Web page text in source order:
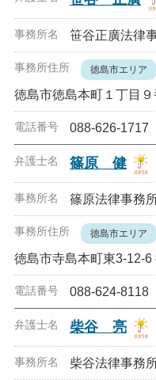
笹谷正廣法律
徳島市エリア
徳島市徳島本町１丁目
088-626-1717
篠原 健
篠原法律事務
徳島市エリア
徳島市寺島本町東3-12-
088-624-8118
柴谷 亮
柴谷法律事務